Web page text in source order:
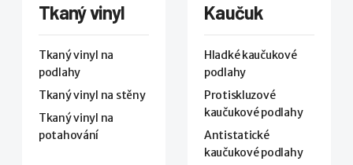
Tkaný vinyl
Tkaný vinyl na
podlahy
Tkaný vinyl na stěny
Tkaný vinyl na
potahování
Kaučuk
Hladké kaučukové
podlahy
Protiskluzové
kaučukové podlahy
Antistatické
kaučukové podlahy